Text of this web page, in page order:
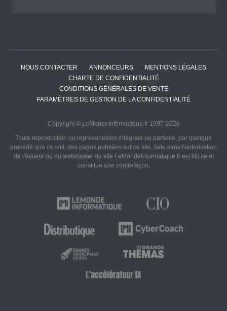
NOUS CONTACTER ANNONCEURS
MENTIONS LÉGALES
CHARTE DE CONFIDENTIALITÉ
CONDITIONS GÉNÉRALES DE VENTE
PARAMÈTRES DE GESTION DE LA CONFIDENTIALITÉ
Copyright © LeMondeInformatique.fr 1997-2026
Toute reproduction ou représentation intégrale ou partielle, par quelque
procédé que ce soit, des pages publiées sur ce site, faite sans l'autorisation
de l'éditeur ou du webmaster du site LeMondeInformatique.fr est illicite et
constitue une contrefaçon.